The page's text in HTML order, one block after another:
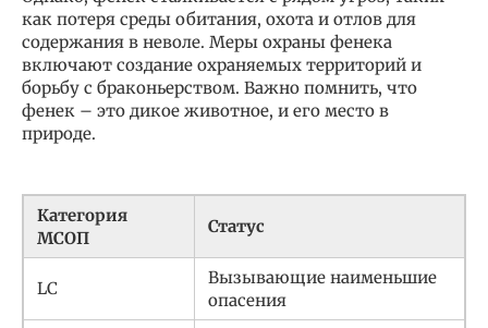
как потеря среды обитания, охота и отлов для
содержания в неволе. Меры охраны фенека
включают создание охраняемых территорий и
борьбу с браконьерством. Важно помнить, что
фенек – это дикое животное, и его место в
природе.
Категория
МСОП
Статус
LC
Вызывающие наименьшие
опасения